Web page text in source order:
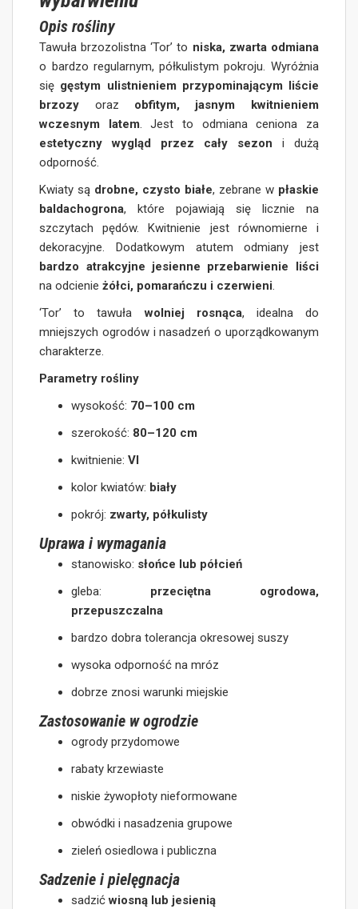
Opis rośliny
Tawuła brzozolistna ‘Tor’ to niska, zwarta odmiana
o bardzo regularnym, półkulistym pokroju. Wyróżnia
się gęstym ulistnieniem przypominającym liście
brzozy oraz obfitym, jasnym kwitnieniem
wczesnym latem. Jest to odmiana ceniona za
estetyczny wygląd przez cały sezon i dużą
odporność.
Kwiaty są drobne, czysto białe, zebrane w płaskie
baldachogrona, które pojawiają się licznie na
szczytach pędów. Kwitnienie jest równomierne i
dekoracyjne. Dodatkowym atutem odmiany jest
bardzo atrakcyjne jesienne przebarwienie liści
na odcienieżółci, pomarańczu i czerwieni.
‘Tor’ to tawuławolniej rosnąca, idealna do
mniejszych ogrodów i nasadzeń o uporządkowanym
charakterze.
Parametry rośliny
wysokość: 70–100 cm
szerokość: 80–120 cm
kwitnienie:VI
kolor kwiatów: biały
pokrój: zwarty, półkulisty
Uprawa i wymagania
stanowisko: słońce lub półcień
gleba: przeciętna ogrodowa,
przepuszczalna
bardzo dobra tolerancja okresowej suszy
wysoka odporność na mróz
dobrze znosi warunki miejskie
Zastosowanie w ogrodzie
ogrody przydomowe
rabaty krzewiaste
niskie żywopłoty nieformowane
obwódki i nasadzenia grupowe
zieleń osiedlowa i publiczna
Sadzenie i pielęgnacja
sadzićwiosną lub jesienią